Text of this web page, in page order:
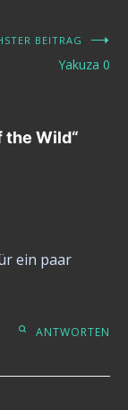
BEITRAG
Yakuza 0
the Wild“
ein paar
ANTWORTEN